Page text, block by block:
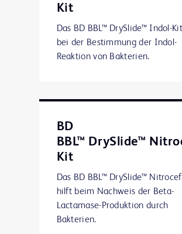
Kit
Das BD BBL™ DrySlide™ Indol-
bei der Bestimmung der Indol-
Reaktion von Bakterien.
BD
BBL™ DrySlide™
Kit
Das BD BBL™ DrySlide™
hilft beim Nachweis der Beta-
Lactamase-Produktion durch
Bakterien.